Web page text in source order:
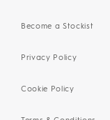
Become a Stockist
Privacy Policy
Cookie Policy